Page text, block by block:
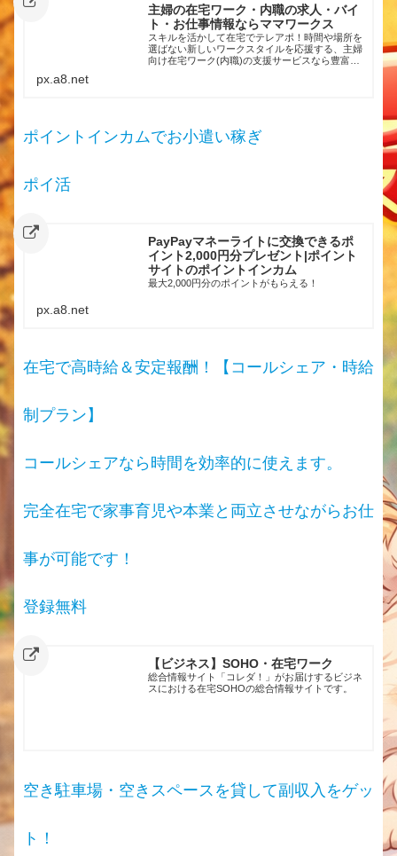
主婦の在宅ワーク・内職の求人・バイ
ト・お仕事情報ならママワークス
スキルを活かして在宅でテレアポ！時間や場所を
選ばない新しいワークスタイルを応援する、主婦
向け在宅ワーク(内職)の支援サービスなら豊富な
px.a8.net
ポイントインカムでお小遣い稼ぎ
ポイ活
PayPayマネーライトに交換できるポ
イント2,000円分プレゼント|ポイント
サイトのポイントインカム
最大2,000円分のポイントがもらえる！
px.a8.net
在宅で高時給＆安定報酬！【コールシェア・時給
制プラン】
コールシェアなら時間を効率的に使えます。
完全在宅で家事育児や本業と両立させながらお仕
事が可能です！
登録無料
【ビジネス】SOHO・在宅ワーク
総合情報サイト「コレダ！」がお届けするビジネ
スにおける在宅SOHOの総合情報サイトです。
空き駐車場・空きスペースを貸して副収入をゲッ
ト！